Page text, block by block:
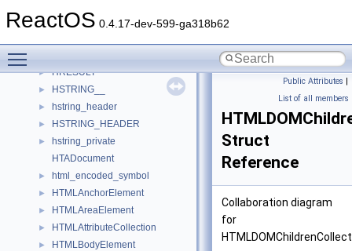
ReactOS 0.4.17-dev-599-ga318b62
► hostent
► HRESULT
► HSTRING__
► hstring_header
► HSTRING_HEADER
►
hstring_private
HTADocument
► html_encoded_symbol
► HTMLAnchorElement
► HTMLAreaElement
► HTMLAttributeCollection
► HTMLBodyElement
Public Attributes |
List of all members
Struct
Reference
Collaboration diagram
for